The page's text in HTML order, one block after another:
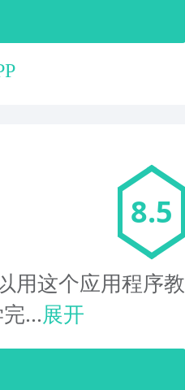
8.5
用这个应用程序教
...展开